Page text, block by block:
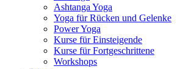
Ashtanga Yoga
Yoga für Rücken und Gelenke
Power Yoga
Kurse für Einsteigende
Kurse für Fortgeschrittene
Workshops